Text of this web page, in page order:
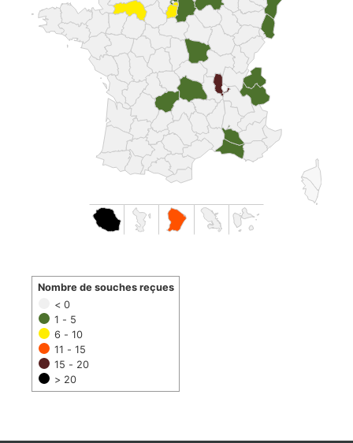
< 0
1 - 5
6 - 10
11 - 15
15 - 20
> 20
Nombre de souches reçues